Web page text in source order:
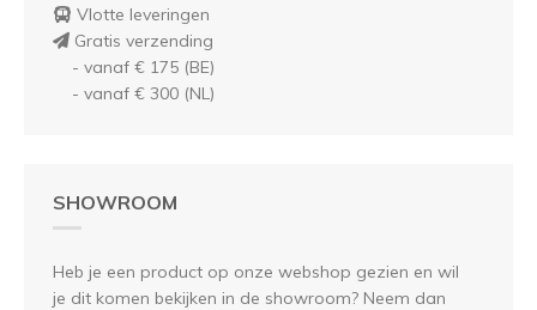
Vlotte leveringen
Gratis verzending
- vanaf € 175 (BE)
- vanaf € 300 (NL)
SHOWROOM
Heb je een product op onze webshop gezien en wil
je dit komen bekijken in de showroom? Neem dan